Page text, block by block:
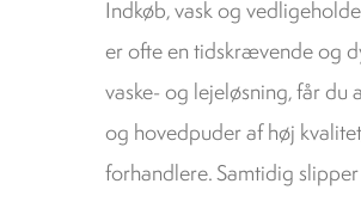
Indkøb, vask og
er ofte en tidskrævende og
vaske- og lejeløsning, får du
og hovedpuder af høj
forhandlere. Samtidig